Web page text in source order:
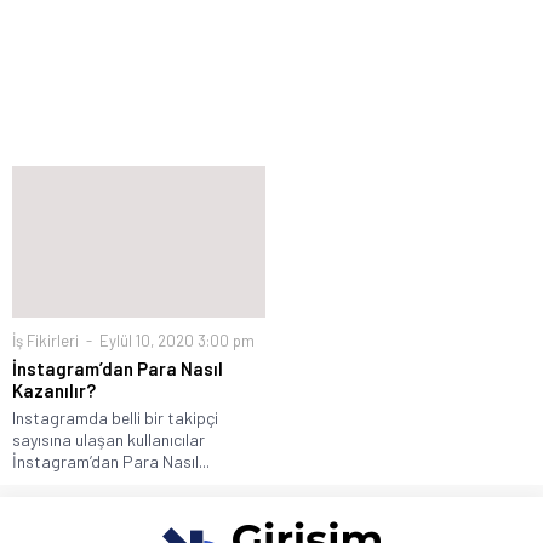
İş Fikirleri Eylül 10, 2020 3:00 pm
İnstagram’dan Para Nasıl
Kazanılır?
Instagramda belli bir takipçi
sayısına ulaşan kullanıcılar
İnstagram’dan Para Nasıl...